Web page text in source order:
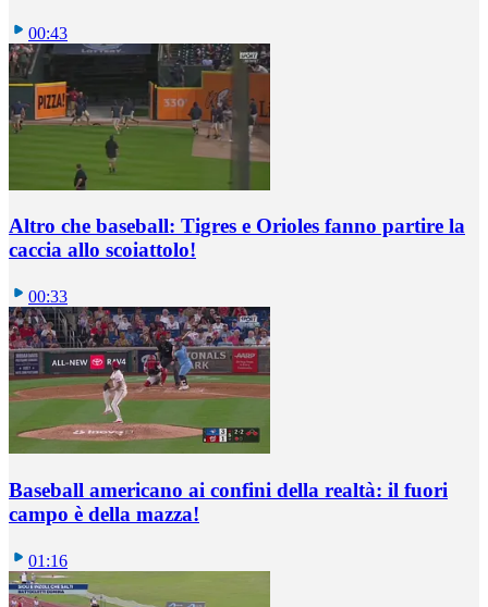
00:43
Altro che baseball: Tigres e Orioles fanno partire la
caccia allo scoiattolo!
00:33
Baseball americano ai confini della realtà: il fuori
campo è della mazza!
01:16